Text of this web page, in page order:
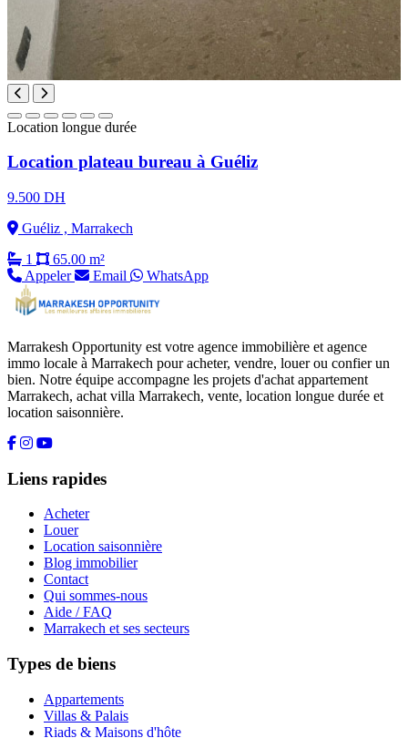
Location longue durée
Location plateau bureau à Guéliz
9.500 DH
Guéliz , Marrakech
1
65.00 m²
Appeler
Email WhatsApp
Marrakesh Opportunity est votre agence immobilière et agence
immo locale à Marrakech pour acheter, vendre, louer ou confier un
bien. Notre équipe accompagne les projets d'achat appartement
Marrakech, achat villa Marrakech, vente, location longue durée et
location saisonnière.
Liens rapides
Acheter
Louer
Location saisonnière
Blog immobilier
Contact
Qui sommes-nous
Aide / FAQ
Marrakech et ses secteurs
Types de biens
Appartements
Villas & Palais
Riads & Maisons d'hôte